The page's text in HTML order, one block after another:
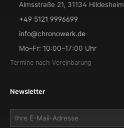
Almsstraße 21, 31134 Hildesheim
+49 5121 9996699
info@chronowerk.de
Mo–Fr: 10:00–17:00 Uhr
Termine nach Vereinbarung
Newsletter